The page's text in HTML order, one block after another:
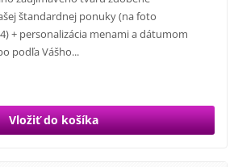
štandardnej ponuky (na foto
+ personalizácia menami a dátumom
podľa Vášho...